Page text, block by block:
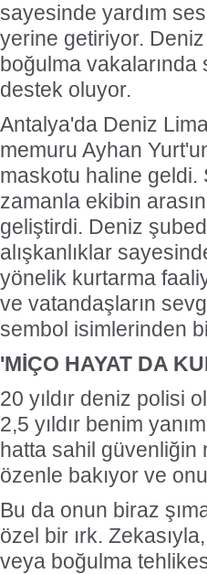
sayesinde yardım
yerine getiriyor.
boğulma
destek oluyor.
Antalya'da Deniz
memuru Ayhan
maskotu haline geldi.
zamanla ekibin
geliştirdi. Deniz
alışkanlıklar
yönelik kurtarma
ve vatandaşların
sembol isimlerinden
'MİÇO HAYAT DA
20 yıldır deniz polisi
2,5 yıldır benim
hatta sahil güvenliğin
özenle bakıyor ve
Bu da onun biraz
özel bir ırk.
veya boğulma